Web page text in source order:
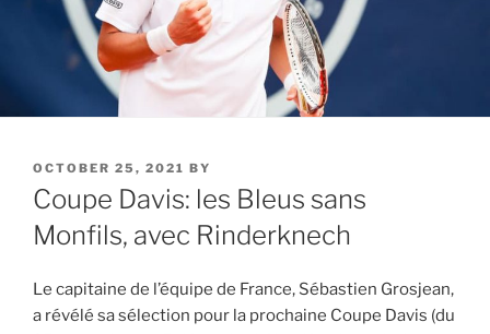
POSTED
ON
OCTOBER 25, 2021 BY
Coupe Davis: les Bleus sans
Monfils, avec Rinderknech
Le capitaine de l’équipe de France, Sébastien Grosjean,
a révélé sa sélection pour la prochaine Coupe Davis (du